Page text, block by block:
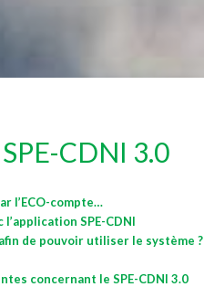
CDNI 3.0
l’ECO-compte…
SPE-CDNI
de pouvoir utiliser le système ?
concernant le SPE-CDNI 3.0